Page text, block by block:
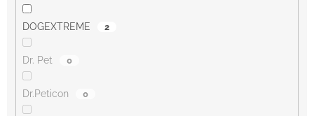
DOGEXTREME 2
Dr. Pet 0
Dr.Peticon 0